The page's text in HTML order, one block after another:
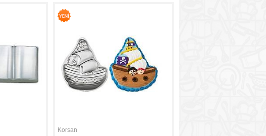
Korsan